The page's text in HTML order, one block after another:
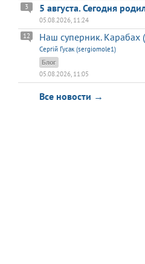
5 августа. Сегодня
3
05.08.2026, 11:24
Наш суперник. Карабах
12
Сергій Гусак (sergiomole1)
Блог
05.08.2026, 11:05
Все новости →